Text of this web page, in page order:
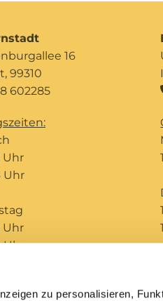
zu personalisieren,
16
99310
602285
Uhr
Uhr
Uhr
Uhr
Bildungshaus